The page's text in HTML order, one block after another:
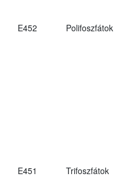
E452 Polifoszfátok
E451 Trifoszfátok